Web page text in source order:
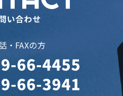
・FAXの方